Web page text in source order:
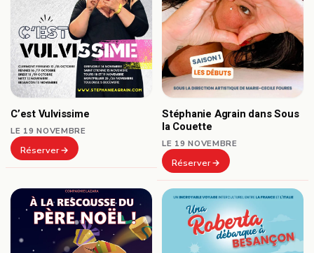
C’est Vulvissime
LE 19 NOVEMBRE
Réserver
Stéphanie Agrain dans Sous
la Couette
LE 19 NOVEMBRE
Réserver